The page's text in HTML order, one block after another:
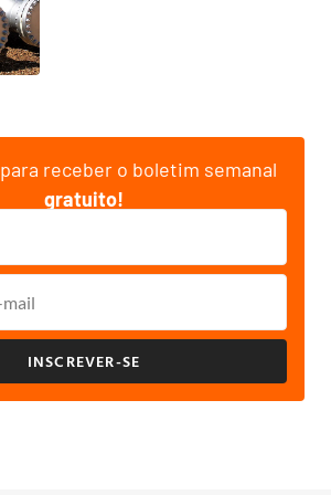
para receber o boletim semanal
gratuito!
INSCREVER-SE